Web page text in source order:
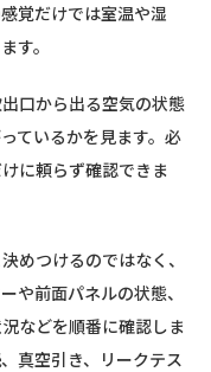
覚だけでは室温や湿
す。
口から出る空気の状態
ているかを見ます。必
に頼らず確認できま
めつけるのではなく、
や前面パネルの状態、
などを順番に確認しま
真空引き、リークテス